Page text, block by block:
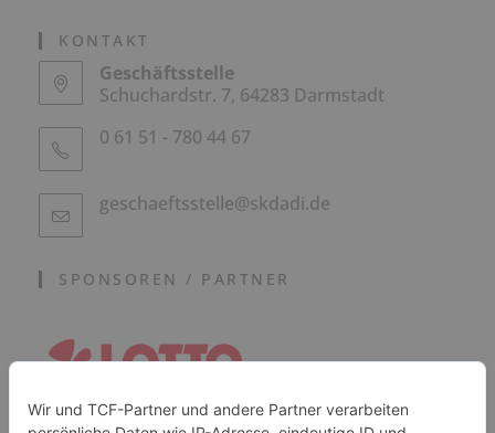
KONTAKT
Geschäftsstelle
Schuchardstr. 7, 64283 Darmstadt
0 61 51 - 780 44 67
geschaeftsstelle@skdadi.de
SPONSOREN / PARTNER